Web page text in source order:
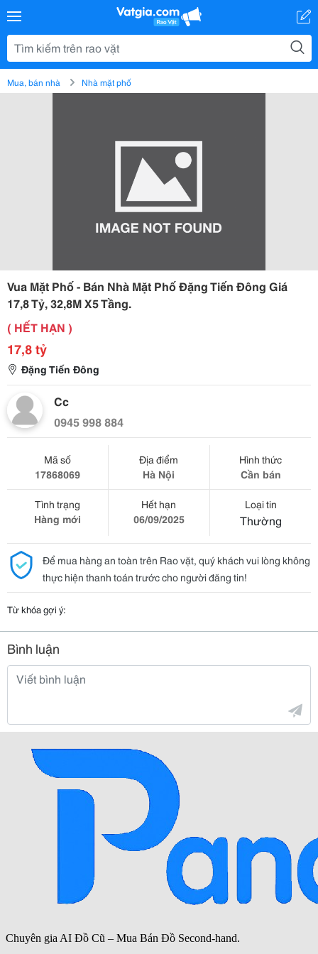
Mua, bán nhà Nhà mặt phố
Vua Mặt Phố - Bán Nhà Mặt Phố Đặng Tiến Đông Giá
17,8 Tỷ, 32,8M X5 Tầng.
( HẾT HẠN )
17,8 tỷ
Đặng Tiến Đông
Cc
0945 998 884
Mã số
17868069
Địa điểm
Hà Nội
Hình thức
Cần bán
Tình trạng
Hàng mới
Hết hạn
06/09/2025
Loại tin
Thường
Để mua hàng an toàn trên Rao vặt, quý khách vui lòng không
thực hiện thanh toán trước cho người đăng tin!
Từ khóa gợi ý:
Bình luận